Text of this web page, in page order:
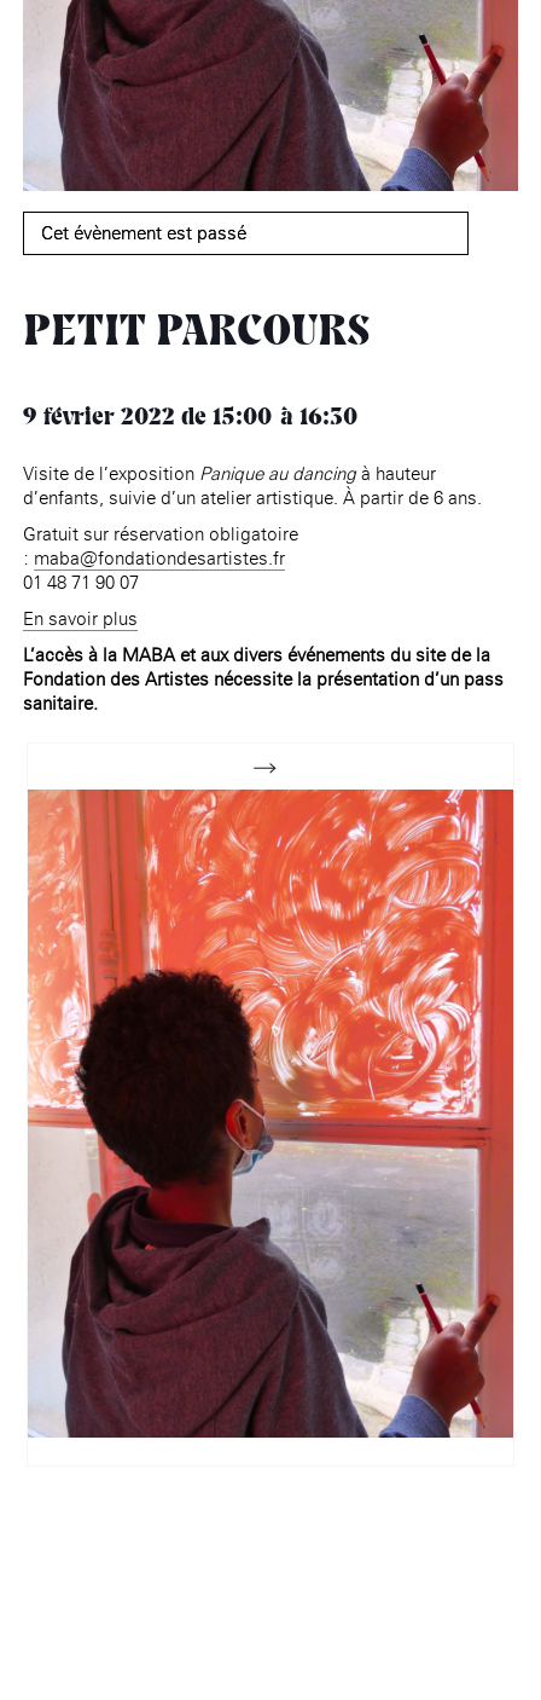
Cet évènement est passé
PETIT PARCOURS
9 février 2022de 15:00 16:30
Visite de l’exposition Panique au dancingà hauteur
d’enfants, suivie d’un atelier artistique. À partir de 6 ans.
Gratuit sur réservation obligatoire
: maba@fondationdesartistes.fr
01 48 71 90 07
En savoir plus
L’accès à la MABA et aux divers événements du site de la
Fondation des Artistes nécessite la présentation d’un pass
sanitaire.
âge, à la Maison nationale
des artistes(EHPAD) Accueil
Fondation
Rotonde Balzac de l’Hôtel
Salomon de Rothschild
Jardin public de l’Hôtel
Salomon de Rothschild